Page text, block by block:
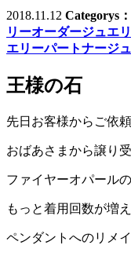
2018.11.12 Categorys：
リーオーダージュエ
エリーパートナージ
王様の石
先日お客様からご依
おばあさまから譲り
ファイヤーオパール
もっと着用回数が増
ペンダントへのリメ